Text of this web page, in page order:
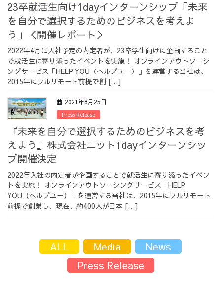
メンバー 会社概要
サービス
採用情報
採用情報トップ チームインタビュー01
チームインタビュー02 チームインタビュー03
お問い合わせ
23卒就活生向け1dayインターンシップ「未来
を自分で選択するためのビジネスを考えよ
う」＜開催レポート＞
2022年4月に入社予定の内定者が、23卒学生向けに企画すること
で就活生に寄り添ったイベントを実施！ オンラインアウトソーシ
ングサービス「HELP YOU（ヘルプユー）」を運営する当社は、
2015年にフルリモート前提で創 […]
2021年8月25日
Press Release
『未来を自分で選択するためのビジネスを考
えよう』株式会社ニット1dayインターンシッ
プ開催決定
2022年入社の内定者が企画することで就活生に寄り添ったイベン
トを実施！ オンラインアウトソーシングサービス「HELP
YOU（ヘルプユー）」を運営する当社は、2015年にフルリモート
前提で創業し、現在、約400人が日本 […]
ALL Media
News
Press Release